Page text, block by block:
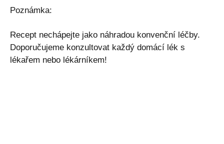
Poznámka:
Recept nechápejte jako náhradou konvenční léčby.
Doporučujeme konzultovat každý domácí lék s
lékařem nebo lékárníkem!